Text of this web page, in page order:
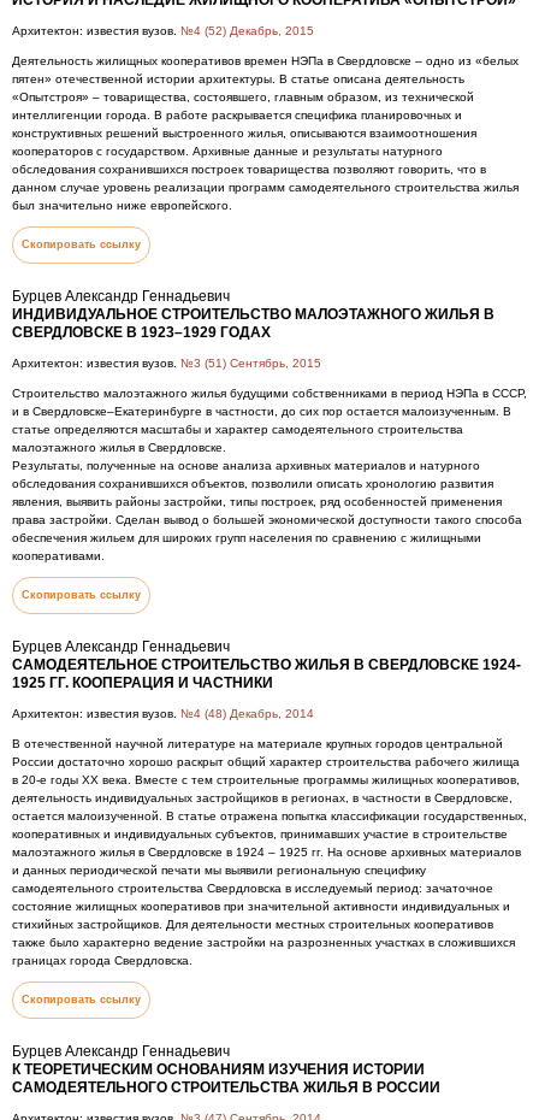
Архитектон: известия вузов. №4 (52) Декабрь, 2015
Деятельность жилищных кооперативов времен НЭПа в Свердловске – одно из «белых
пятен» отечественной истории архитектуры. В статье описана деятельность
«Опытстроя» – товарищества, состоявшего, главным образом, из технической
интеллигенции города. В работе раскрывается специфика планировочных и
конструктивных решений выстроенного жилья, описываются взаимоотношения
кооператоров с государством. Архивные данные и результаты натурного
обследования сохранившихся построек товарищества позволяют говорить, что в
данном случае уровень реализации программ самодеятельного строительства жилья
был значительно ниже европейского.
Скопировать ссылку
Бурцев Александр Геннадьевич
ИНДИВИДУАЛЬНОЕ СТРОИТЕЛЬСТВО МАЛОЭТАЖНОГО ЖИЛЬЯ В
СВЕРДЛОВСКЕ В 1923–1929 ГОДАХ
Архитектон: известия вузов. №3 (51) Сентябрь, 2015
Строительство малоэтажного жилья будущими собственниками в период НЭПа в СССР,
и в Свердловске–Екатеринбурге в частности, до сих пор остается малоизученным. В
статье определяются масштабы и характер самодеятельного строительства
малоэтажного жилья в Свердловске.
Результаты, полученные на основе анализа архивных материалов и натурного
обследования сохранившихся объектов, позволили описать хронологию развития
явления, выявить районы застройки, типы построек, ряд особенностей применения
права застройки. Сделан вывод о большей экономической доступности такого способа
обеспечения жильем для широких групп населения по сравнению с жилищными
кооперативами.
Скопировать ссылку
Бурцев Александр Геннадьевич
САМОДЕЯТЕЛЬНОЕ СТРОИТЕЛЬСТВО ЖИЛЬЯ В СВЕРДЛОВСКЕ 1924-
1925 ГГ. КООПЕРАЦИЯ И ЧАСТНИКИ
Архитектон: известия вузов. №4 (48) Декабрь, 2014
В отечественной научной литературе на материале крупных городов центральной
России достаточно хорошо раскрыт общий характер строительства рабочего жилища
в 20-е годы ХХ века. Вместе с тем строительные программы жилищных кооперативов,
деятельность индивидуальных застройщиков в регионах, в частности в Свердловске,
остается малоизученной. В статье отражена попытка классификации государственных,
кооперативных и индивидуальных субъектов, принимавших участие в строительстве
малоэтажного жилья в Свердловске в 1924 – 1925 гг. На основе архивных материалов
и данных периодической печати мы выявили региональную специфику
самодеятельного строительства Свердловска в исследуемый период: зачаточное
состояние жилищных кооперативов при значительной активности индивидуальных и
стихийных застройщиков. Для деятельности местных строительных кооперативов
также было характерно ведение застройки на разрозненных участках в сложившихся
границах города Свердловска.
Скопировать ссылку
Бурцев Александр Геннадьевич
К ТЕОРЕТИЧЕСКИМ ОСНОВАНИЯМ ИЗУЧЕНИЯ ИСТОРИИ
САМОДЕЯТЕЛЬНОГО СТРОИТЕЛЬСТВА ЖИЛЬЯ В РОССИИ